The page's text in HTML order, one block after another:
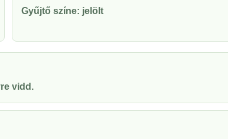
Gyűjtő színe: jelölt
vidd.